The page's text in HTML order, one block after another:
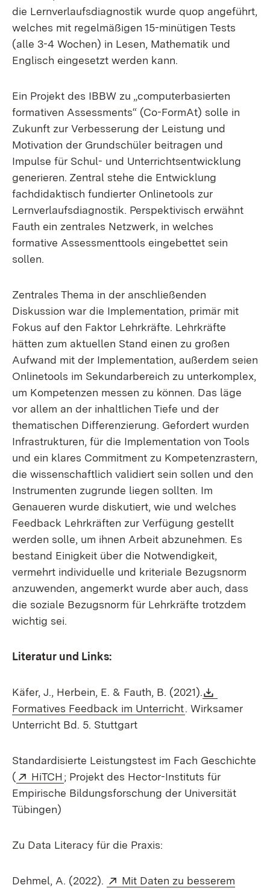
die Lernverlaufsdiagnostik wurde quop angeführt,
welches mit regelmäßigen 15-minütigen Tests
(alle 3-4 Wochen) in Lesen, Mathematik und
Englisch eingesetzt werden kann.
Ein Projekt des IBBW zu „computerbasierten
formativen Assessments“ (Co-FormAt) solle in
Zukunft zur Verbesserung der Leistung und
Motivation der Grundschüler beitragen und
Impulse für Schul- und Unterrichtsentwicklung
generieren. Zentral stehe die Entwicklung
fachdidaktisch fundierter Onlinetools zur
Lernverlaufsdiagnostik. Perspektivisch erwähnt
Fauth ein zentrales Netzwerk, in welches
formative Assessmenttools eingebettet sein
sollen.
Zentrales Thema in der anschließenden
Diskussion war die Implementation, primär mit
Fokus auf den Faktor Lehrkräfte. Lehrkräfte
hätten zum aktuellen Stand einen zu großen
Aufwand mit der Implementation, außerdem seien
Onlinetools im Sekundarbereich zu unterkomplex,
um Kompetenzen messen zu können. Das läge
vor allem an der inhaltlichen Tiefe und der
thematischen Differenzierung. Gefordert wurden
Infrastrukturen, für die Implementation von Tools
und ein klares Commitment zu Kompetenzrastern,
die wissenschaftlich validiert sein sollen und den
Instrumenten zugrunde liegen sollten. Im
Genaueren wurde diskutiert, wie und welches
Feedback Lehrkräften zur Verfügung gestellt
werden solle, um ihnen Arbeit abzunehmen. Es
bestand Einigkeit über die Notwendigkeit,
vermehrt individuelle und kriteriale Bezugsnorm
anzuwenden, angemerkt wurde aber auch, dass
die soziale Bezugsnorm für Lehrkräfte trotzdem
wichtig sei.
Literatur und Links:
Käfer, J., Herbein, E. & Fauth, B. (2021).
Formatives Feedback im Unterricht (Öffnet in
. Wirksamer
Unterricht Bd. 5. Stuttgart
Standardisierte Leistungstest im Fach Geschichte
(
Extern:
HiTCH (Öffnet in neuem Fenster)
; Projekt des Hector-Instituts für
Empirische Bildungsforschung der Universität
Tübingen)
Zu Data Literacy für die Praxis:
Dehmel, A. (2022). Extern:
Mit Daten zu besserem